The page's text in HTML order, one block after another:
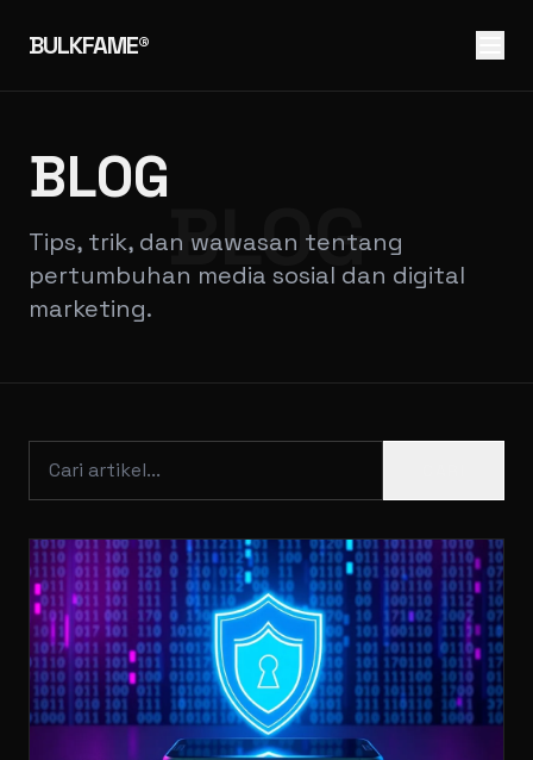
BULKFAME®
BLOG
BLOG
Tips, trik, dan wawasan tentang
pertumbuhan media sosial dan digital
marketing.